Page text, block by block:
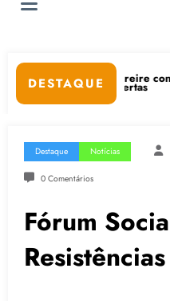
DESTAQUE
convida: ato público e
Destaque Notícias
0 Comentários
Fórum
Resistências